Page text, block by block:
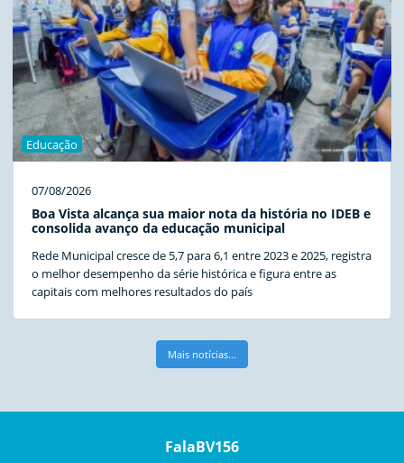
Educação
07/08/2026
Boa Vista alcança sua maior nota da história no IDEB e
consolida avanço da educação municipal
Rede Municipal cresce de 5,7 para 6,1 entre 2023 e 2025, registra
o melhor desempenho da série histórica e figura entre as
capitais com melhores resultados do país
Mais notícias...
FalaBV156